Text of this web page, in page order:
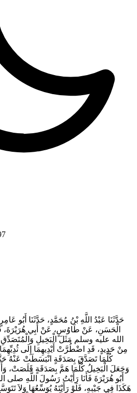
حَدَّثَنَا عَبْدُ اللَّهِ بْنُ مُحَمَّدٍ، حَدَّثَنَا أَبُو
الْحَسَنِ، عَنْ طَاوُسٍ، عَنْ أَبِي
الله عليه وسلم مَثَلَ الْبَخِيلِ
مِنْ حَدِيدٍ، قَدِ اضْطُرَّتْ أَيْدِيهِمَا إِلَى
كُلَّمَا تَصَدَّقَ بِصَدَقَةٍ انْبَسَطَتْ عَنْهُ
وَجَعَلَ الْبَخِيلُ كُلَّمَا هَمَّ بِصَدَقَةٍ قَلَصَتْ،
أَبُو هُرَيْرَةَ فَأَنَا رَأَيْتُ رَسُولَ اللَّهِ صلى
هَكَذَا فِي جَيْبِهِ، فَلَوْ رَأَيْتَهُ يُوَسِّعُهَا وَلاَ